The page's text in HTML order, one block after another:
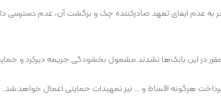
به عدم ایفای تعهد صادرکننده چک و برگشت آن، عدم دسترسی
در این بانک‌ها نشدند مشمول بخشودگی جریمه دیرکرد و
هرگونه اقساط و … نیز تمهیدات حمایتی اعمال خواهد شد.